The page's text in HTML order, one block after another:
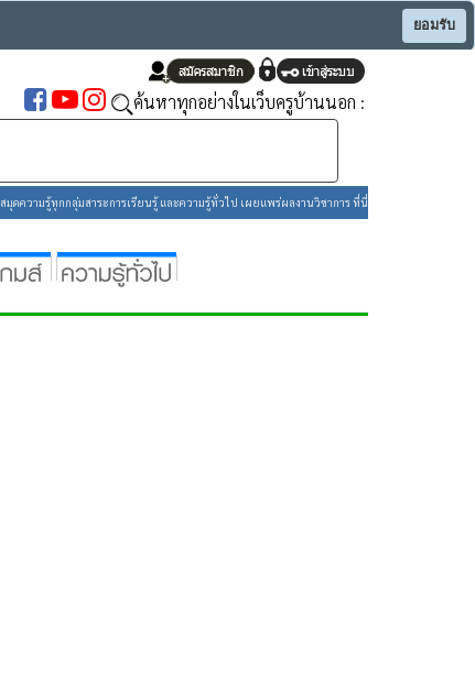
ยอมรับ
ค้นหาทุกอย่างในเว็บครูบ้านนอก :
ดความรู้ทุกกลุ่มสาระการเรียนรู้ และความรู้ทั่วไป เผยแพร่ผลงานวิชาการ ที่นี่